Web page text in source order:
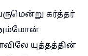
கர்த்தர்
அம்மோன்
யுத்தத்தின்